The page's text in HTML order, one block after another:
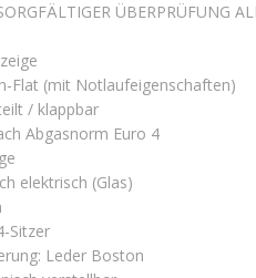
ÜBERPRÜFUNG
Flat (mit Notlaufeigenschaften)
/ klappbar
Abgasnorm Euro 4
elektrisch (Glas)
Sitzer
Leder Boston